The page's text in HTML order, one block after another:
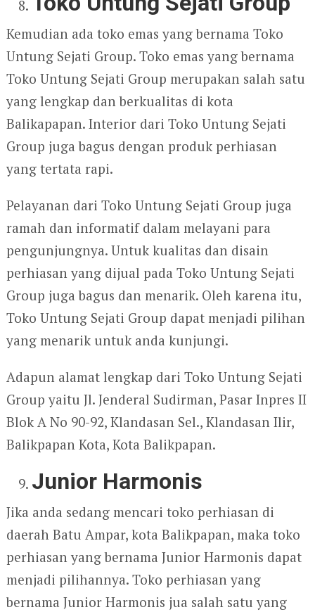
Kemudian ada toko emas yang bernama Toko
Untung Sejati Group. Toko emas yang bernama
Toko Untung Sejati Group merupakan salah satu
yang lengkap dan berkualitas di kota
Balikapapan. Interior dari Toko Untung Sejati
Group juga bagus dengan produk perhiasan
yang tertata rapi.
Pelayanan dari Toko Untung Sejati Group juga
ramah dan informatif dalam melayani para
pengunjungnya. Untuk kualitas dan disain
perhiasan yang dijual pada Toko Untung Sejati
Group juga bagus dan menarik. Oleh karena itu,
Toko Untung Sejati Group dapat menjadi pilihan
yang menarik untuk anda kunjungi.
Adapun alamat lengkap dari Toko Untung Sejati
Group yaitu Jl. Jenderal Sudirman, Pasar Inpres II
Blok A No 90-92, Klandasan Sel., Klandasan Ilir,
Balikpapan Kota, Kota Balikpapan.
Junior Harmonis
Jika anda sedang mencari toko perhiasan di
daerah Batu Ampar, kota Balikpapan, maka toko
perhiasan yang bernama Junior Harmonis dapat
menjadi pilihannya. Toko perhiasan yang
bernama Junior Harmonis jua salah satu yang